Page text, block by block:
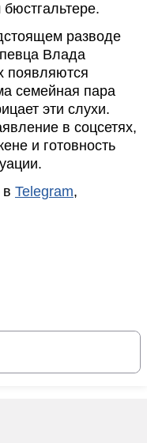
разводе
Влада
появляются
семейная пара
эти слухи.
в соцсетях,
и готовность
Telegram,